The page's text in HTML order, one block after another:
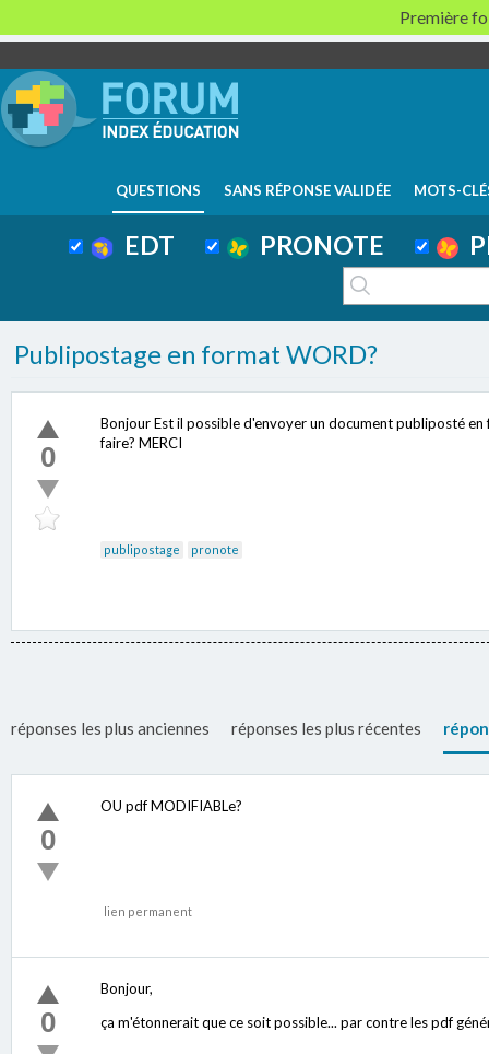
QUESTIONS SANS RÉPONSE VALIDÉE MOTS-
EDT PRONOTE
Publipostage en format WORD?
0
Bonjour Est il possible d'envoyer un document publiposté
faire? MERCI
publipostage pronote
réponses les plus anciennes réponses les plus récentes
0
OU pdf MODIFIABLe?
lien permanent
0
Bonjour,
ça m'étonnerait que ce soit possible... par contre les pdf
Première